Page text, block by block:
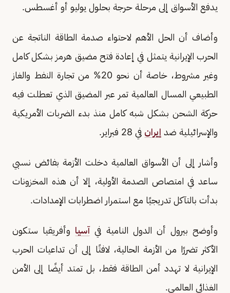
يدفع الأسواق إلى مرحلة حرجة بحلول يوليو أو أغسطس.
وأضاف أن الحل الأهم لاحتواء صدمة الطاقة الناتجة عن
الحرب الإيرانية يتمثل في إعادة فتح مضيق هرمز بشكل كامل
وغير مشروط، خاصة أن نحو 20% من تجارة النفط والغاز
الطبيعي المسال العالمية تمر عبر المضيق الذي تعطلت فيه
حركة الشحن بشكل شبه كامل منذ بدء الضربات الأمريكية
والإسرائيلية ضد إيران في 28 فبراير.
وأشار إلى أن الأسواق العالمية دخلت الأزمة بفائض نسبي
ساعد في امتصاص الصدمة الأولية، إلا أن هذه المخزونات
بدأت بالتآكل تدريجيًا مع استمرار اضطرابات الإمدادات.
وأوضح بيرول أن الدول النامية فيآسيا وأفريقيا ستكون
الأكثر تضررًا من الأزمة الحالية، لافتًا إلى أن تداعيات الحرب
الإيرانية لا تهدد أمن الطاقة فقط، بل تمتد أيضًا إلى الأمن
الغذائي العالمي.